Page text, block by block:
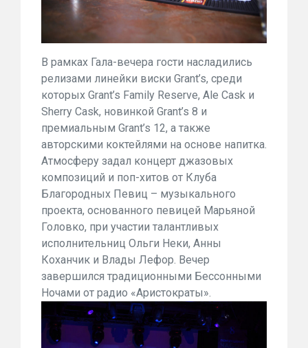
В рамках Гала-вечера гости насладились
релизами линейки виски Grant’s, среди
которых Grant’s Family Reserve, Ale Cask и
Sherry Cask, новинкой Grant’s 8 и
премиальным Grant’s 12, а также
авторскими коктейлями на основе напитка.
Атмосферу задал концерт джазовых
композиций и поп-хитов от Клуба
Благородных Певиц – музыкального
проекта, основанного певицей Марьяной
Головко, при участии талантливых
исполнительниц Ольги Неки, Анны
Коханчик и Влады Лефор. Вечер
завершился традиционными Бессонными
Ночами от радио «Аристократы».